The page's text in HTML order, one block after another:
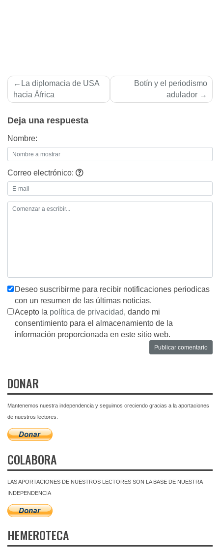
Navegación
de
La diplomacia de USA
hacia África
Botí­n y el periodismo
adulador
Deja una respuesta
Nombre:
Correo electrónico:
Deseo suscribirme para recibir notificaciones periodicas
con un resumen de las últimas noticias.
Acepto la política de privacidad, dando mi
consentimiento para el almacenamiento de la
información proporcionada en este sitio web.
DONAR
Mantenemos nuestra independencia y seguimos creciendo gracias a la aportaciones
de nuestros lectores.
COLABORA
LAS APORTACIONES DE NUESTROS LECTORES SON LA BASE DE NUESTRA
INDEPENDENCIA
HEMEROTECA